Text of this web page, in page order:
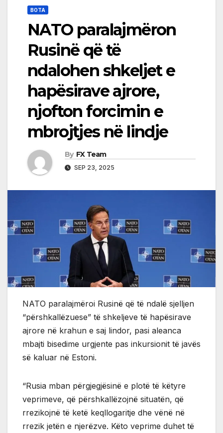
BOTA
NATO paralajmëron
Rusinë që të
ndalohen shkeljet e
hapësirave ajrore,
njofton forcimin e
mbrojtjes në lindje
By FX Team
SEP 23, 2025
NATO paralajmëroi Rusinë që të ndalë sjelljen
“përshkallëzuese” të shkeljeve të hapësirave
ajrore në krahun e saj lindor, pasi aleanca
mbajti bisedime urgjente pas inkursionit të javës
së kaluar në Estoni.
“Rusia mban përgjegjësinë e plotë të këtyre
veprimeve, që përshkallëzojnë situatën, që
rrezikojnë të ketë keqllogaritje dhe vënë në
rrezik jetën e njerëzve. Këto veprime duhet të